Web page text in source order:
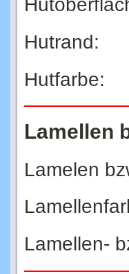
Hutrand:
Hutfarbe:
Lamellen
Lamelen
Lamellen-